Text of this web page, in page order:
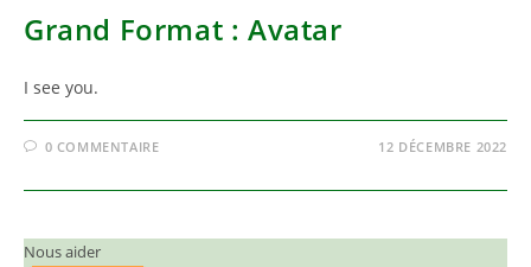
Grand Format : Avatar
I see you.
0 COMMENTAIRE 12 DÉCEMBRE 2022
Nous aider